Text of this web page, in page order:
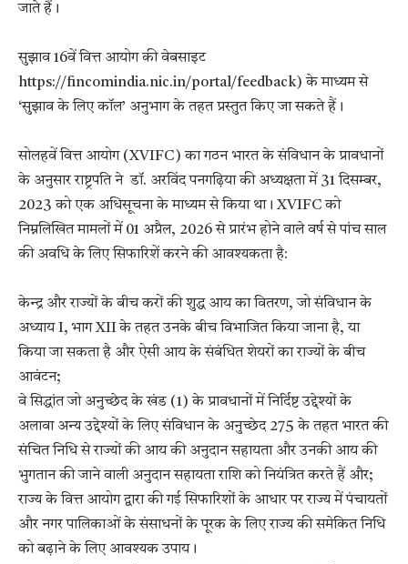
जाते हैं।
सुझाव 16वें वित्त आयोग की वेबसाइट
https://fincomindia.nic.in/portal/feedback) के माध्यम से
‘सुझाव के लिए कॉल’ अनुभाग के तहत प्रस्तुत किए जा सकते हैं।
सोलहवें वित्त आयोग (XVIFC) का गठन भारत के संविधान के प्रावधानों
के अनुसार राष्ट्रपति ने डॉ. अरविंद पनगढ़िया की अध्यक्षता में 31 दिसम्‍बर,
2023 को एक अधिसूचना के माध्यम से किया था। XVIFC को
निम्नलिखित मामलों में 01 अप्रैल, 2026 से प्रारंभ होने वाले वर्ष से पांच साल
की अवधि के लिए सिफारिशें करने की आवश्यकता है:
केन्‍द्र और राज्यों के बीच करों की शुद्ध आय का वितरण, जो संविधान के
अध्याय I, भाग XII के तहत उनके बीच विभाजित किया जाना है, या
किया जा सकता है और ऐसी आय के संबंधित शेयरों का राज्यों के बीच
आवंटन;
वे सिद्धांत जो अनुच्छेद के खंड (1) के प्रावधानों में निर्दिष्ट उद्देश्यों के
अलावा अन्य उद्देश्यों के लिए संविधान के अनुच्छेद 275 के तहत भारत की
संचित निधि से राज्यों की आय की अनुदान सहायता और उनकी आय की
भुगतान की जाने वाली अनुदान सहायता राशि को नियंत्रित करते हैं और;
राज्य के वित्त आयोग द्वारा की गई सिफारिशों के आधार पर राज्य में पंचायतों
और नगर पालिकाओं के संसाधनों के पूरक के लिए राज्य की समेकित निधि
को बढ़ाने के लिए आवश्यक उपाय।